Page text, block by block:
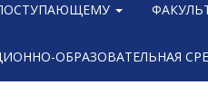
ОБРАЗОВАТЕЛЬНАЯ